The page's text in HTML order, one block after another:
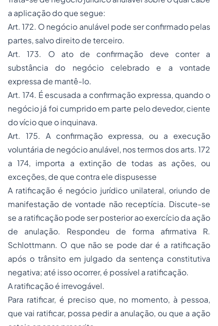
a aplicação do que segue:
Art. 172. O negócio anulável pode ser confirmado pelas
partes, salvo direito de terceiro.
Art. 173. O ato de confirmação deve conter a
substância do negócio celebrado e a vontade
expressa de mantê-lo.
Art. 174. É escusada a confirmação expressa, quando o
negócio já foi cumprido em parte pelo devedor, ciente
do vício que o inquinava.
Art. 175. A confirmação expressa, ou a execução
voluntária de negócio anulável, nos termos dos arts. 172
a 174, importa a extinção de todas as ações, ou
exceções, de que contra ele dispusesse
A ratificação é negócio jurídico unilateral, oriundo de
manifestação de vontade não receptícia. Discute-se
se a ratificação pode ser posterior ao exercício da ação
de anulação. Respondeu de forma afirmativa R.
Schlottmann. O que não se pode dar é a ratificação
após o trânsito em julgado da sentença constitutiva
negativa; até isso ocorrer, é possível a ratificação.
A ratificação é irrevogável.
Para ratificar, é preciso que, no momento, à pessoa,
que vai ratificar, possa pedir a anulação, ou que a ação
esteja apenas prescrita.